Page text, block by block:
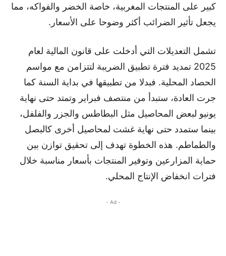
كبير على المنتجات المغربية، خاصة الخضر والفواكه، مما
يجعل تأثير الضرائب أكثر وضوحا على الأسعار.
تشمل التعديلات التي أدخلت على قانون المالية لعام
2025 تمديد فترة تطبيق الضريبة لتتزامن مع مواسم
الحصاد المحلية. فبدلا من تطبيقها في بداية السنة كما
جرت العادة، ستبدأ من منتصف فبراير وتمتد حتى نهاية
يونيو لبعض المحاصيل مثل البطاطس والجزر والفلفل،
بينما ستمدد حتى نهاية غشت لمحاصيل أخرى كالبصل
والطماطم. هذه الخطوة تهدف إلى تحقيق توازن بين
حماية المزارعين وتوفير المنتجات بأسعار مناسبة خلال
فترات انخفاض الإنتاج المحلي.
- Ad -